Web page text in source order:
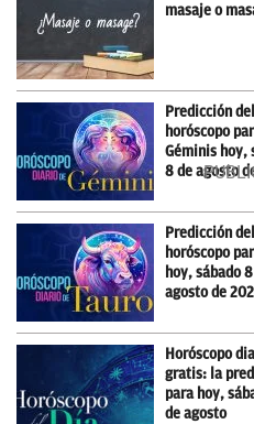
masaje o
Predicción del
horóscopo
Géminis hoy,
8 de agosto
Predicción del
horóscopo
hoy, sábado
agosto de
Horóscopo
gratis: la
para hoy,
de agosto